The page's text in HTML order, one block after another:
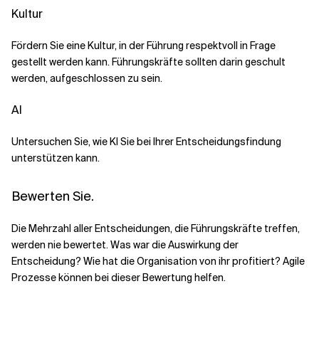
Kultur
Fördern Sie eine Kultur, in der Führung respektvoll in Frage
gestellt werden kann. Führungskräfte sollten darin geschult
werden, aufgeschlossen zu sein.
AI
Untersuchen Sie, wie KI Sie bei Ihrer Entscheidungsfindung
unterstützen kann.
Bewerten Sie.
Die Mehrzahl aller Entscheidungen, die Führungskräfte treffen,
werden nie bewertet. Was war die Auswirkung der
Entscheidung? Wie hat die Organisation von ihr profitiert? Agile
Prozesse können bei dieser Bewertung helfen.